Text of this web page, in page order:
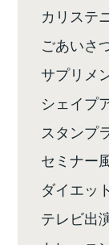
カリステ
ごあいさ
サプリメ
シェイプ
スタンプ
セミナー
ダイエット
テレビ出